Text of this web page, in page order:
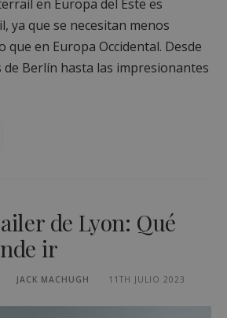
en Europa del Este es
ya que se necesitan menos
que en Europa Occidental. Desde
de Berlín hasta las impresionantes
de Lyon: Qué
ir
JACK MACHUGH 11TH JULIO 2023